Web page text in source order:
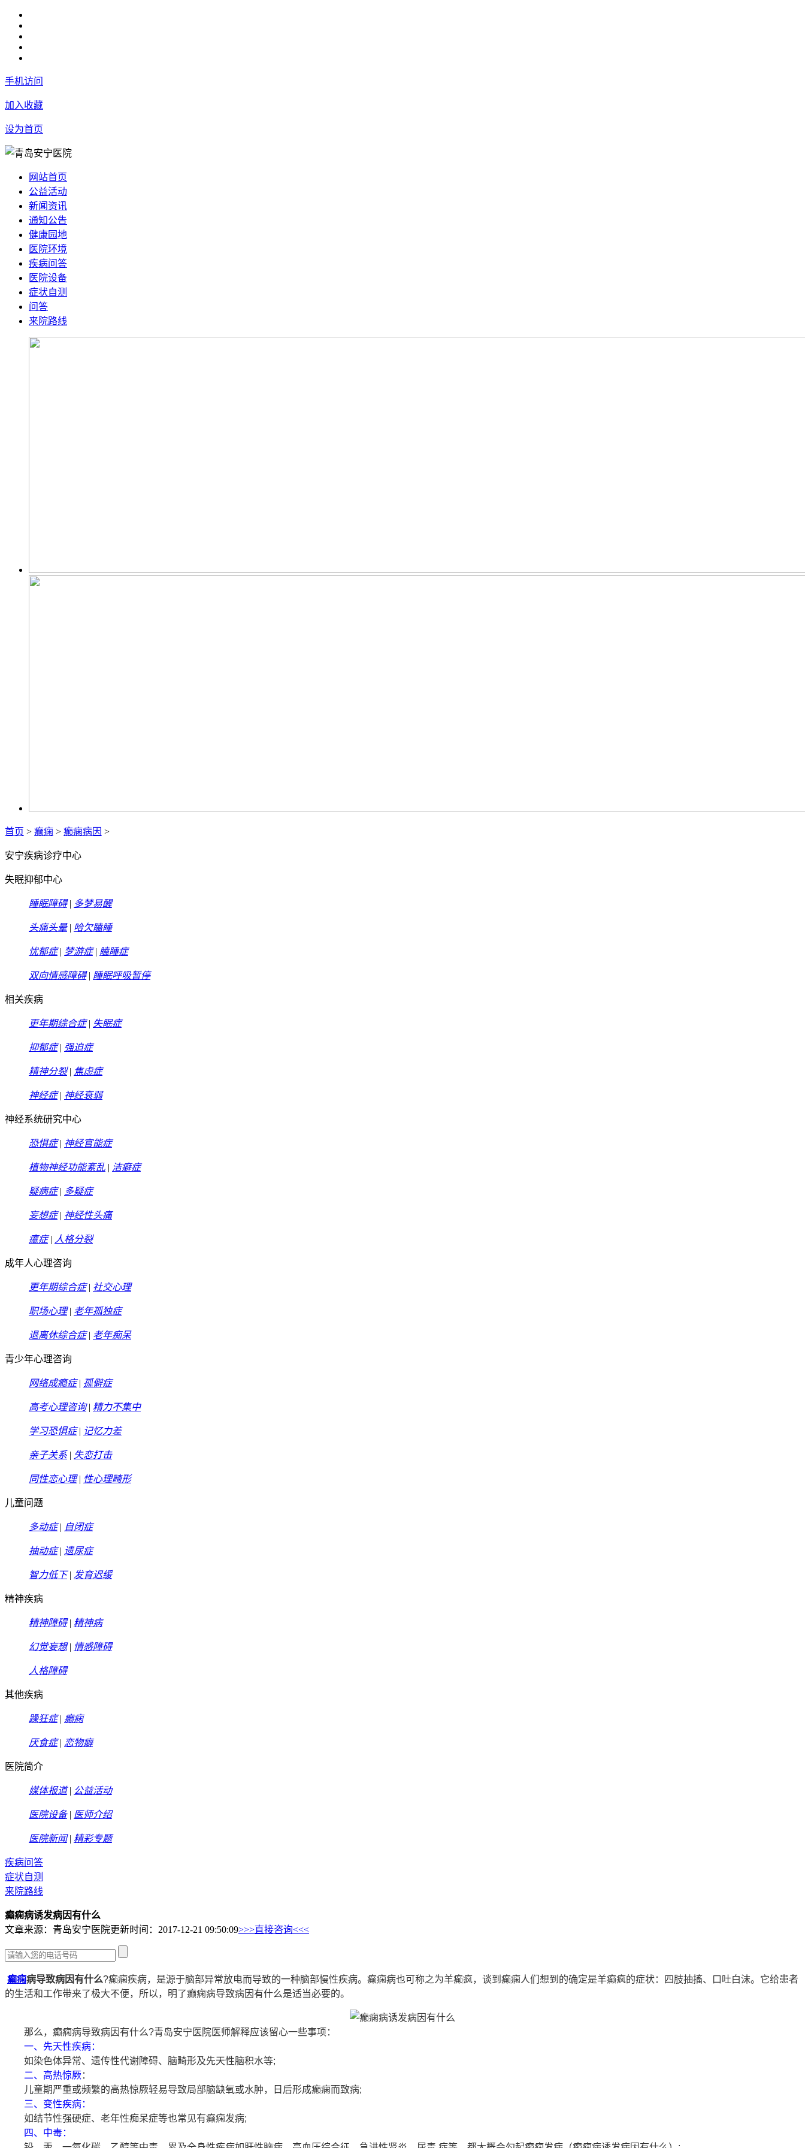
手机访问
加入收藏
设为首页
网站首页
公益活动
新闻资讯
通知公告
健康园地
医院环境
疾病问答
医院设备
症状自测
问答
来院路线
首页 > 癫痫 > 癫痫病因 >
安宁疾病诊疗中心
失眠抑郁中心
睡眠障碍| 多梦易醒
头痛头晕| 哈欠瞌睡
忧郁症| 梦游症| 瞌睡症
双向情感障碍| 睡眠呼吸暂停
相关疾病
更年期综合症| 失眠症
抑郁症| 强迫症
精神分裂| 焦虑症
神经症| 神经衰弱
神经系统研究中心
恐惧症| 神经官能症
植物神经功能紊乱 | 洁癖症
疑病症| 多疑症
妄想症| 神经性头痛
癔症| 人格分裂
成年人心理咨询
更年期综合症| 社交心理
职场心理| 老年孤独症
退离休综合症| 老年痴呆
青少年心理咨询
网络成瘾症| 孤僻症
高考心理咨询| 精力不集中
学习恐惧症| 记忆力差
亲子关系 | 失恋打击
同性恋心理| 性心理畸形
儿童问题
多动症| 自闭症
抽动症| 遗尿症
智力低下| 发育迟缓
精神疾病
精神障碍| 精神病
幻觉妄想| 情感障碍
人格障碍
其他疾病
躁狂症| 癫痫
厌食症| 恋物癖
医院简介
媒体报道| 公益活动
医院设备| 医师介绍
医院新闻| 精彩专题
疾病问答
症状自测
来院路线
癫痫病诱发病因有什么
文章来源：青岛安宁医院更新时间：2017-12-21 09:50:09>>>直接咨询<<<
癫痫病导致病因有什么?癫痫疾病，是源于脑部异常放电而导致的一种脑部慢性疾病。癫痫病也可称之为羊癫疯，谈到癫痫人们想到的确定是羊癫疯的症状：四肢抽搐、口吐白沫。它给患者
的生活和工作带来了极大不便，所以，明了癫痫病导致病因有什么是适当必要的。
那么，癫痫病导致病因有什么?青岛安宁医院医师解释应该留心一些事项：
一、先天性疾病：
如染色体异常、遗传性代谢障碍、脑畸形及先天性脑积水等;
二、高热惊厥 ：
儿童期严重或频繁的高热惊厥轻易导致局部脑缺氧或水肿，日后形成癫痫而致病;
三、变性疾病：
如结节性强硬症、老年性痴呆症等也常见有癫痫发病;
四、中毒：